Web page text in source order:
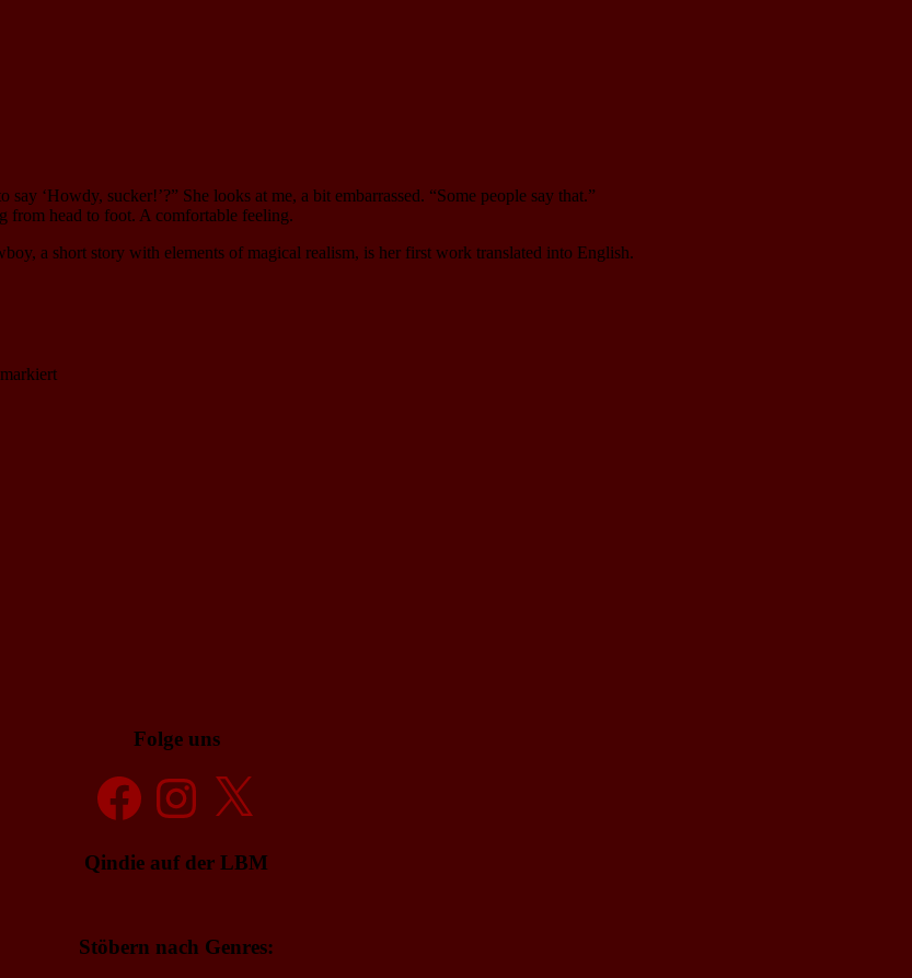
‘Howdy, sucker!’?” She looks at me, a bit embarrassed. “Some people say that.”
from head to foot. A comfortable feeling.
a short story with elements of magical realism, is her first work translated into English.
markiert
Folge uns
FacebookInstagramX
Qindie auf der LBM
Stöbern nach Genres: